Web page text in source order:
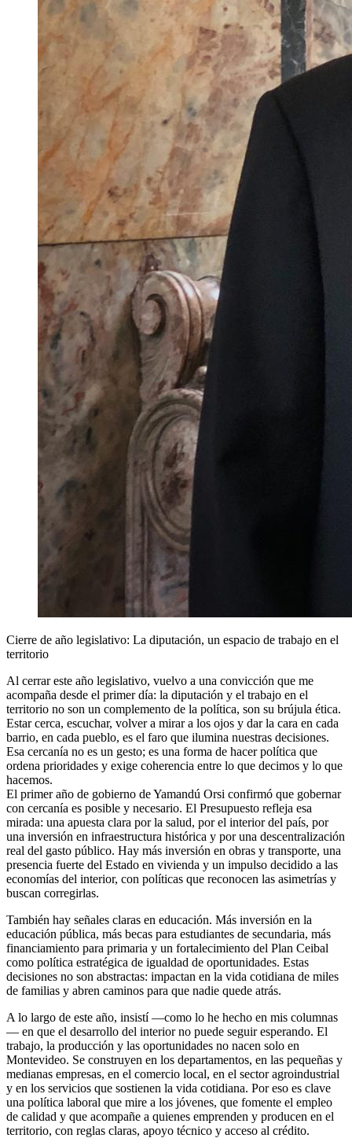
Cierre de año legislativo: La diputación, un espacio de trabajo en el
territorio
Al cerrar este año legislativo, vuelvo a una convicción que me
acompaña desde el primer día: la diputación y el trabajo en el
territorio no son un complemento de la política, son su brújula ética.
Estar cerca, escuchar, volver a mirar a los ojos y dar la cara en cada
barrio, en cada pueblo, es el faro que ilumina nuestras decisiones.
Esa cercanía no es un gesto; es una forma de hacer política que
ordena prioridades y exige coherencia entre lo que decimos y lo que
hacemos.
El primer año de gobierno de Yamandú Orsi confirmó que gobernar
con cercanía es posible y necesario. El Presupuesto refleja esa
mirada: una apuesta clara por la salud, por el interior del país, por
una inversión en infraestructura histórica y por una descentralización
real del gasto público. Hay más inversión en obras y transporte, una
presencia fuerte del Estado en vivienda y un impulso decidido a las
economías del interior, con políticas que reconocen las asimetrías y
buscan corregirlas.
También hay señales claras en educación. Más inversión en la
educación pública, más becas para estudiantes de secundaria, más
financiamiento para primaria y un fortalecimiento del Plan Ceibal
como política estratégica de igualdad de oportunidades. Estas
decisiones no son abstractas: impactan en la vida cotidiana de miles
de familias y abren caminos para que nadie quede atrás.
A lo largo de este año, insistí —como lo he hecho en mis columnas
— en que el desarrollo del interior no puede seguir esperando. El
trabajo, la producción y las oportunidades no nacen solo en
Montevideo. Se construyen en los departamentos, en las pequeñas y
medianas empresas, en el comercio local, en el sector agroindustrial
y en los servicios que sostienen la vida cotidiana. Por eso es clave
una política laboral que mire a los jóvenes, que fomente el empleo
de calidad y que acompañe a quienes emprenden y producen en el
territorio, con reglas claras, apoyo técnico y acceso al crédito.